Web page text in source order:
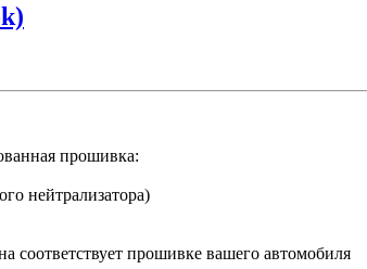
прошивка:
нейтрализатора)
соответствует прошивке вашего автомобиля